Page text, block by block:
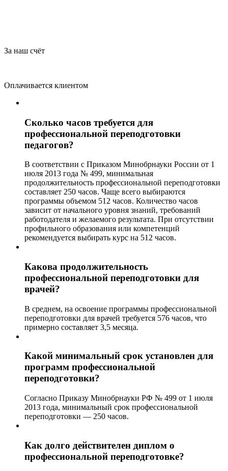
За наш счёт
Оплачивается клиентом
Сколько часов требуется для
профессиональной переподготовки
педагогов?
В соответствии с Приказом Минобрнауки России от 1
июля 2013 года № 499, минимальная
продолжительность профессиональной переподготовки
составляет 250 часов. Чаще всего выбираются
программы объемом 512 часов. Количество часов
зависит от начального уровня знаний, требований
работодателя и желаемого результата. При отсутствии
профильного образования или компетенций
рекомендуется выбирать курс на 512 часов.
Какова продолжительность
профессиональной переподготовки для
врачей?
В среднем, на освоение программы профессиональной
переподготовки для врачей требуется 576 часов, что
примерно составляет 3,5 месяца.
Какой минимальный срок установлен для
программ профессиональной
переподготовки?
Согласно Приказу Минобрнауки РФ № 499 от 1 июля
2013 года, минимальный срок профессиональной
переподготовки — 250 часов.
Как долго действителен диплом о
профессиональной переподготовке?